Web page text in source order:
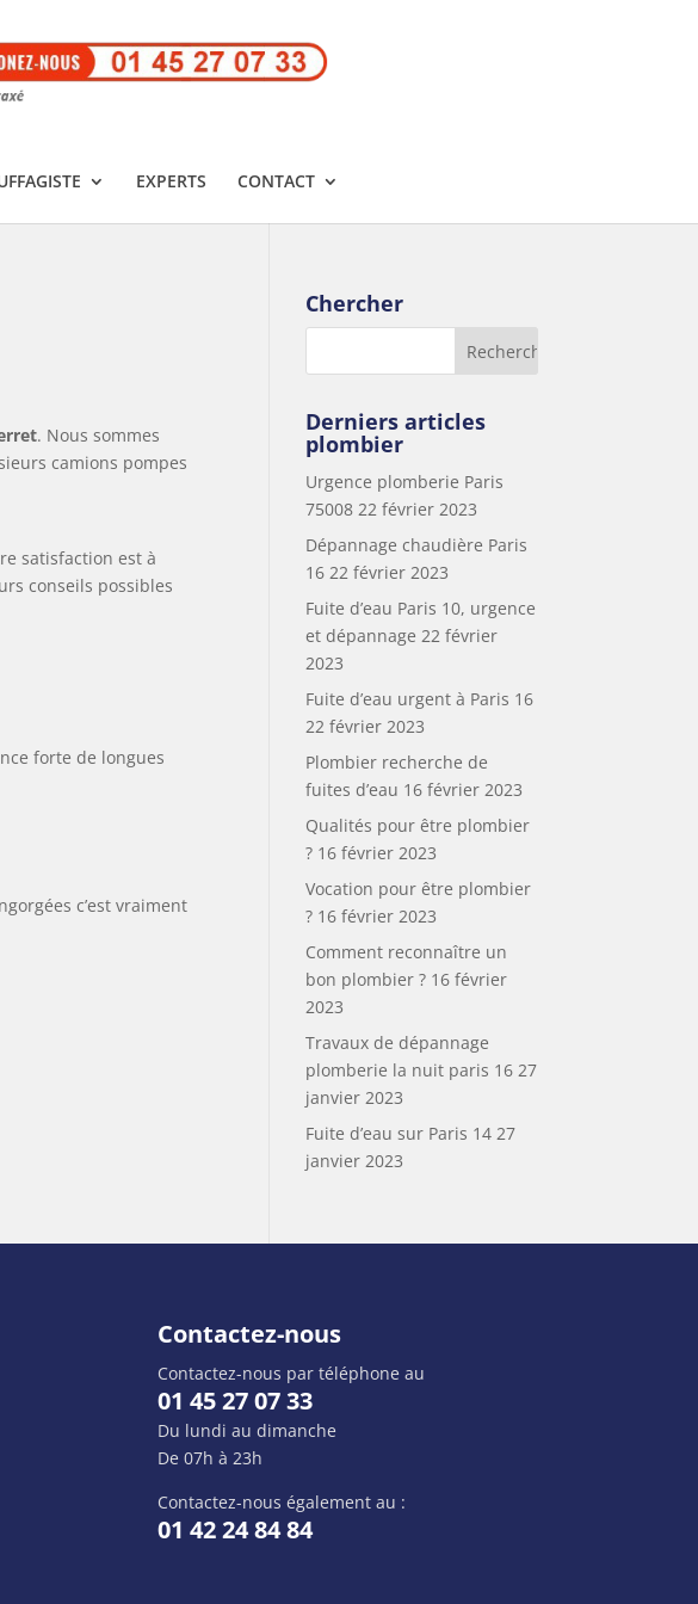
EXPERTS CONTACT
. Nous sommes
camions pompes
satisfaction est à
conseils possibles
forte de longues
c’est vraiment
Chercher
Derniers articles
plombier
Urgence plomberie Paris
75008 22 février 2023
Dépannage chaudière Paris
16 22 février 2023
Fuite d’eau Paris 10, urgence
et dépannage 22 février
2023
Fuite d’eau urgent à Paris 16
22 février 2023
Plombier recherche de
fuites d’eau 16 février 2023
Qualités pour être plombier
? 16 février 2023
Vocation pour être plombier
? 16 février 2023
Comment reconnaître un
bon plombier ? 16 février
2023
Travaux de dépannage
plomberie la nuit paris 16 27
janvier 2023
Fuite d’eau sur Paris 14 27
janvier 2023
Contactez-nous
Contactez-nous par téléphone au
01 45 27 07 33
Du lundi au dimanche
De 07h à 23h
Contactez-nous également au :
01 42 24 84 84